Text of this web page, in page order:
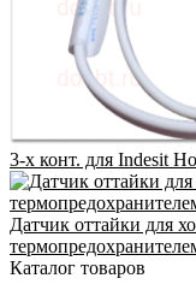
3-х конт. для Indesit
Датчик оттайки для
Каталог товаров